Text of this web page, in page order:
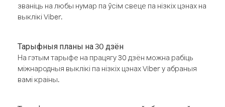
званіць на любы нумар па ўсім свеце па нізкіх цэнах на
выклікі Viber.
Тарыфныя планы на 30 дзён
На гэтым тарыфе на працягу 30 дзён можна рабіць
міжнародныя выклікі па нізкіх цэнах Viber у абраныя
вамі краіны.